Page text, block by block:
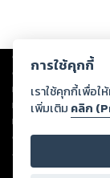
Copyright © 2026
ต่อผลงานหรือเนื้อหาใ
ทรัพย์สินทางปัญญาขอ
ทุกท่านโปรดใช้วิจาร
หนึ่งส่วนใดขัดต่อกฎหม
ดำเนินการในทันที ทั้
ลิขสิทธิ์ พ.ศ. 2537 (ฉบั
การใช้คุกกี้
เราใช้คุกกี้เพื่อ
เพิ่มเติม คลิก